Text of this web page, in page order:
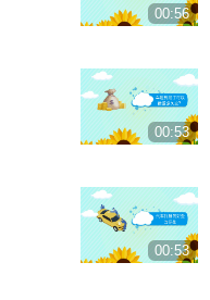
00:56
00:53
00:53